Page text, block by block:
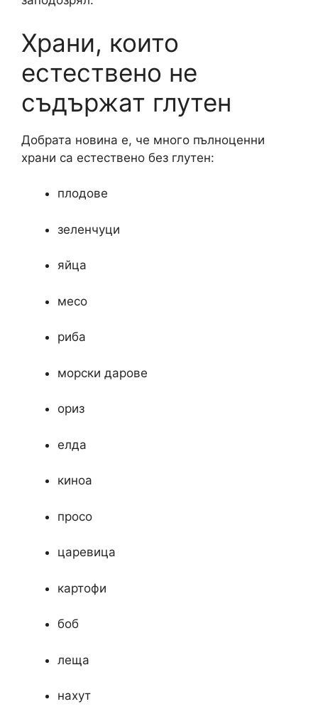
Храни, които
естествено не
съдържат глутен
Добрата новина е, че много пълноценни
храни са естествено без глутен:
плодове
зеленчуци
яйца
месо
риба
морски дарове
ориз
елда
киноа
просо
царевица
картофи
боб
леща
нахут